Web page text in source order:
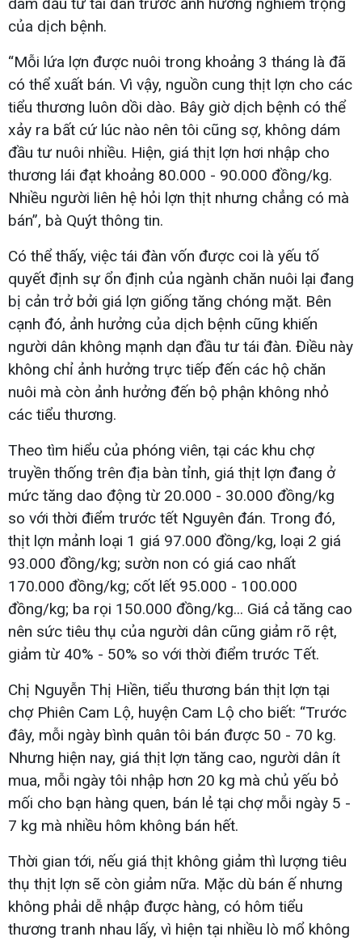
của dịch bệnh.
“Mỗi lứa lợn được nuôi trong khoảng 3 tháng là đã
có thể xuất bán. Vì vậy, nguồn cung thịt lợn cho các
tiểu thương luôn dồi dào. Bây giờ dịch bệnh có thể
xảy ra bất cứ lúc nào nên tôi cũng sợ, không dám
đầu tư nuôi nhiều. Hiện, giá thịt lợn hơi nhập cho
thương lái đạt khoảng 80.000 - 90.000 đồng/kg.
Nhiều người liên hệ hỏi lợn thịt nhưng chẳng có mà
bán”, bà Quýt thông tin.
Có thể thấy, việc tái đàn vốn được coi là yếu tố
quyết định sự ổn định của ngành chăn nuôi lại đang
bị cản trở bởi giá lợn giống tăng chóng mặt. Bên
cạnh đó, ảnh hưởng của dịch bệnh cũng khiến
người dân không mạnh dạn đầu tư tái đàn. Điều này
không chỉ ảnh hưởng trực tiếp đến các hộ chăn
nuôi mà còn ảnh hưởng đến bộ phận không nhỏ
các tiểu thương.
Theo tìm hiểu của phóng viên, tại các khu chợ
truyền thống trên địa bàn tỉnh, giá thịt lợn đang ở
mức tăng dao động từ 20.000 - 30.000 đồng/kg
so với thời điểm trước tết Nguyên đán. Trong đó,
thịt lợn mảnh loại 1 giá 97.000 đồng/kg, loại 2 giá
93.000 đồng/kg; sườn non có giá cao nhất
170.000 đồng/kg; cốt lết 95.000 - 100.000
đồng/kg; ba rọi 150.000 đồng/kg... Giá cả tăng cao
nên sức tiêu thụ của người dân cũng giảm rõ rệt,
giảm từ 40% - 50% so với thời điểm trước Tết.
Chị Nguyễn Thị Hiền, tiểu thương bán thịt lợn tại
chợ Phiên Cam Lộ, huyện Cam Lộ cho biết: “Trước
đây, mỗi ngày bình quân tôi bán được 50 - 70 kg.
Nhưng hiện nay, giá thịt lợn tăng cao, người dân ít
mua, mỗi ngày tôi nhập hơn 20 kg mà chủ yếu bỏ
mối cho bạn hàng quen, bán lẻ tại chợ mỗi ngày 5 -
7 kg mà nhiều hôm không bán hết.
Thời gian tới, nếu giá thịt không giảm thì lượng tiêu
thụ thịt lợn sẽ còn giảm nữa. Mặc dù bán ế nhưng
không phải dễ nhập được hàng, có hôm tiểu
thương tranh nhau lấy, vì hiện tại nhiều lò mổ không